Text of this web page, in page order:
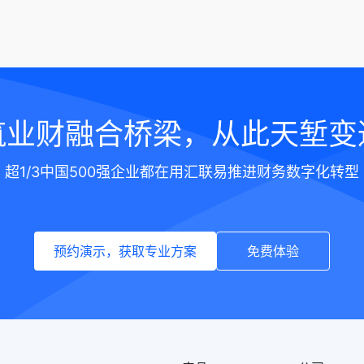
财融合桥梁，从此天堑
超1/3中国500强企业都在用汇联易推进财务数字化转型
预约演示，获取专业方案 免费体验